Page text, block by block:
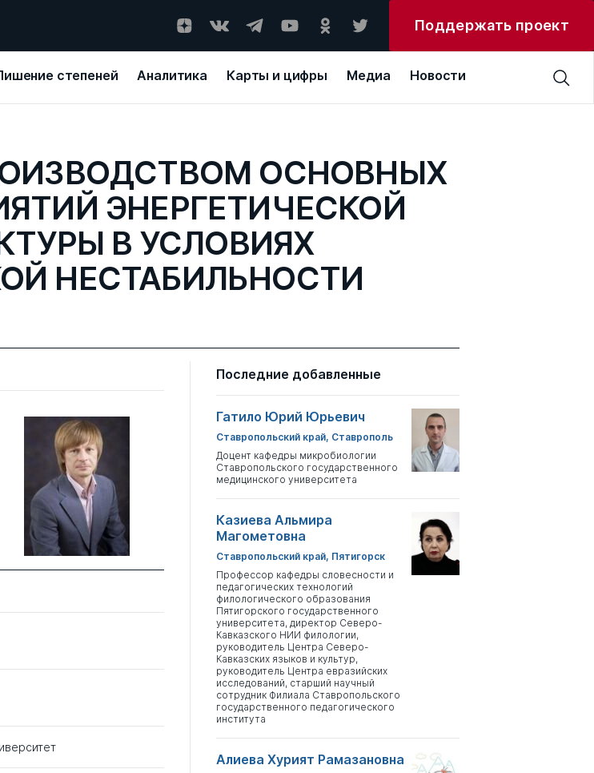
Поддержать проект
степеней Аналитика Карты и цифры Медиа Новости
ОСНОВНЫХ
ЭНЕРГЕТИЧЕСКОЙ
В УСЛОВИЯХ
НЕСТАБИЛЬНОСТИ
Последние добавленные
Гатило Юрий Юрьевич
Ставропольский край, Ставрополь
Доцент кафедры микробиологии
Ставропольского государственного
медицинского университета
Казиева Альмира
Магометовна
Ставропольский край, Пятигорск
Профессор кафедры словесности и
педагогических технологий
филологического образования
Пятигорского государственного
университета, директор Северо-
Кавказского НИИ филологии,
руководитель Центра Северо-
Кавказских языков и культур,
руководитель Центра евразийских
исследований, старший научный
сотрудник Филиала Ставропольского
государственного педагогического
института
Алиева Хурият Рамазановна